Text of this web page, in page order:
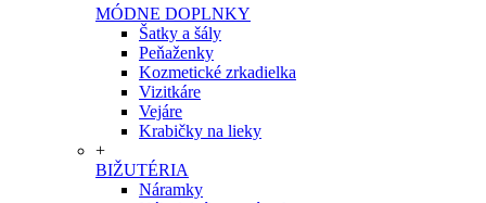
MÓDNE DOPLNKY
Šatky a šály
Peňaženky
Kozmetické zrkadielka
Vizitkáre
Vejáre
Krabičky na lieky
+
BIŽUTÉRIA
Náramky